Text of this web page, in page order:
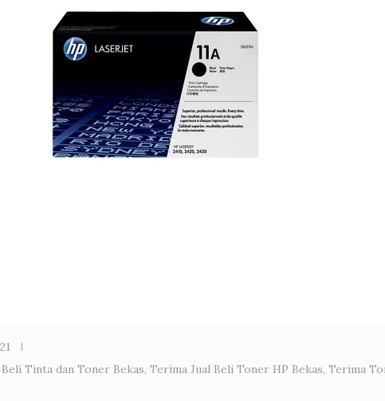
Tinta dan Toner Bekas, Terima Jual Beli Toner HP Bekas, Terima